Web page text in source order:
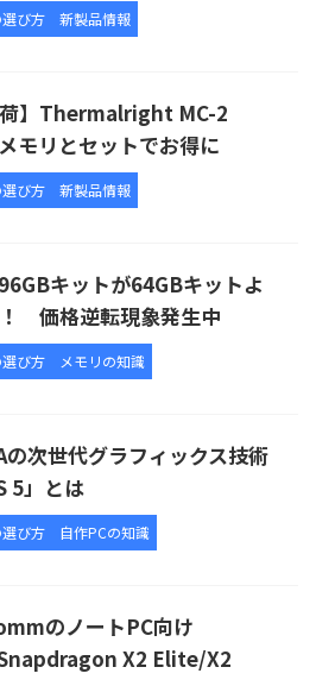
び方 新製品情報
荷】Thermalright MC-2
モリとセットでお得に
び方 新製品情報
キットが64GBキットよ
価格逆転現象発生中
び方 メモリの知識
の次世代グラフィックス技術
5」とは
び方 自作PCの知識
のノートPC向け
X2 Elite/X2